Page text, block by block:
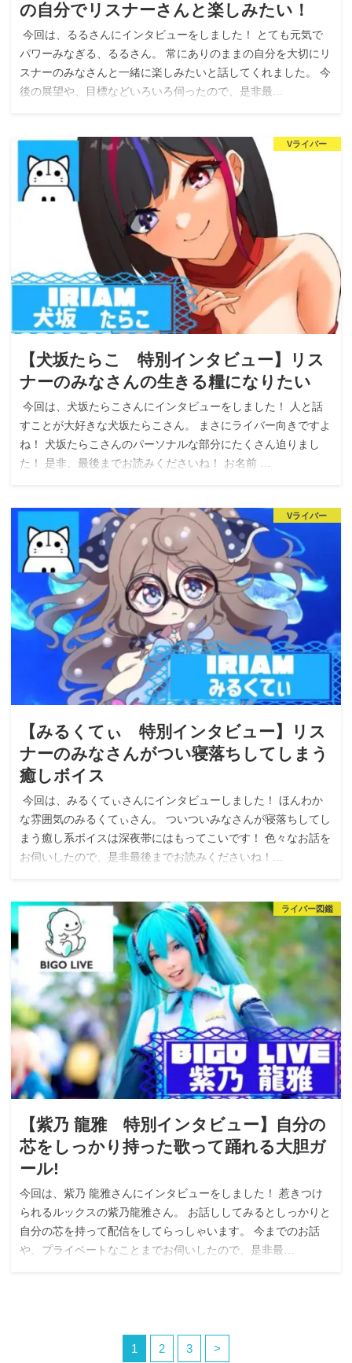
の自分でリスナーさんと楽しみたい！
今回は、るるさんにインタビューをしました！ とても元気で
パワーみなぎる、るるさん。 常にありのままの自分を大切にリ
スナーのみなさんと一緒に楽しみたいと話してくれました。 今
後の展望や、目標などいろいろ伺ったので、是非最…
Vライバー
【犬坂たらこ 特別インタビュー】リス
ナーのみなさんの生きる糧になりたい
今回は、犬坂たらこさんにインタビューをしました！ 人と話
すことが大好きな犬坂たらこさん。 まさにライバー向きですよ
ね！ 犬坂たらこさんのパーソナルな部分にたくさん迫りまし
た！ 是非、最後までお読みくださいね！ お名前 …
Vライバー
【みるくてぃ 特別インタビュー】リス
ナーのみなさんがつい寝落ちしてしまう
癒しボイス
今回は、みるくてぃさんにインタビューしました！ ほんわか
な雰囲気のみるくてぃさん。 ついついみなさんが寝落ちしてし
まう癒し系ボイスは深夜帯にはもってこいです！ 色々なお話を
お伺いしたので、是非最後までお読みくださいね！…
ライバー図鑑
【紫乃 龍雅 特別インタビュー】自分の
芯をしっかり持った歌って踊れる大胆ガ
ール!
今回は、紫乃 龍雅さんにインタビューをしました！ 惹きつけ
られるルックスの紫乃龍雅さん。 お話ししてみるとしっかりと
自分の芯を持って配信をしてらっしゃいます。 今までのお話
や、プライベートなことまでお伺いしたので、是非最…
1 2 3 >